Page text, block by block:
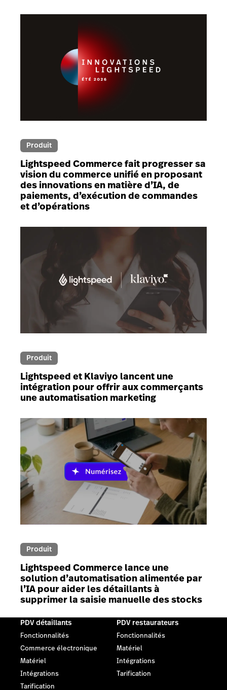
Produit
Lightspeed Commerce fait progresser sa
vision du commerce unifié en proposant
des innovations en matière d’IA, de
paiements, d’exécution de commandes
et d’opérations
Produit
Lightspeed et Klaviyo lancent une
intégration pour offrir aux commerçants
une automatisation marketing
Produit
Lightspeed Commerce lance une
solution d’automatisation alimentée par
l’IA pour aider les détaillants à
supprimer la saisie manuelle des stocks
PDV détaillants
Fonctionnalités
Commerce électronique
Matériel
Intégrations
Tarification
PDV restaurateurs
Fonctionnalités
Matériel
Intégrations
Tarification